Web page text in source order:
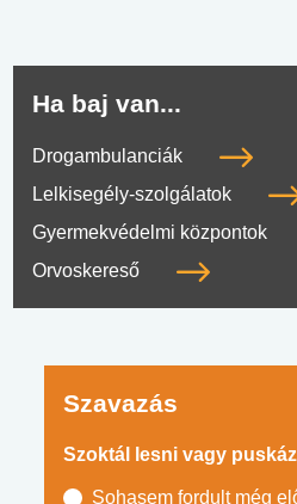
Ha baj van...
Drogambulanciák
Lelkisegély-szolgálatok
Gyermekvédelmi központok
Orvoskereső
Szavazás
Szoktál lesni vagy
Sohasem fordult még